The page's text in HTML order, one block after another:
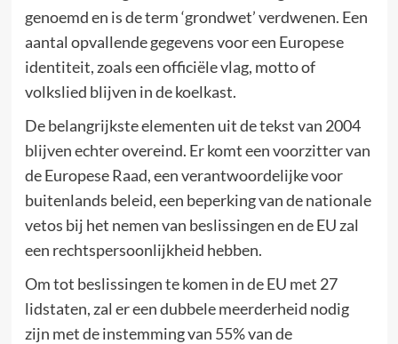
genoemd en is de term ‘grondwet’ verdwenen. Een
aantal opvallende gegevens voor een Europese
identiteit, zoals een officiële vlag, motto of
volkslied blijven in de koelkast.
De belangrijkste elementen uit de tekst van 2004
blijven echter overeind. Er komt een voorzitter van
de Europese Raad, een verantwoordelijke voor
buitenlands beleid, een beperking van de nationale
vetos bij het nemen van beslissingen en de EU zal
een rechtspersoonlijkheid hebben.
Om tot beslissingen te komen in de EU met 27
lidstaten, zal er een dubbele meerderheid nodig
zijn met de instemming van 55% van de